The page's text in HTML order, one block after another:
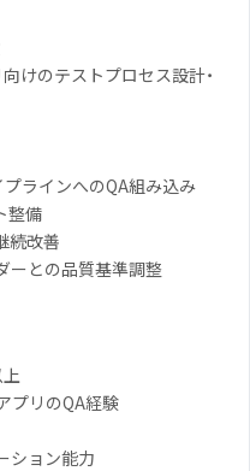
けのテストプロセス設計・
ラインへのQA組み込み
整備
続改善
ーとの品質基準調整
プリのQA経験
ション能力